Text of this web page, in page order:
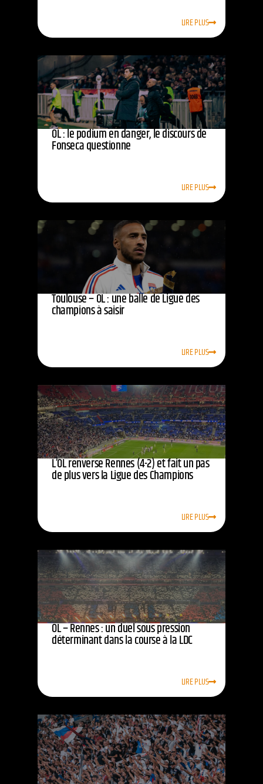
LIRE PLUS
OL : le podium en danger, le discours de
Fonseca questionne
LIRE PLUS
Toulouse – OL : une balle de Ligue des
champions à saisir
LIRE PLUS
L’OL renverse Rennes (4-2) et fait un pas
de plus vers la Ligue des Champions
LIRE PLUS
OL – Rennes : un duel sous pression
déterminant dans la course à la LDC
LIRE PLUS